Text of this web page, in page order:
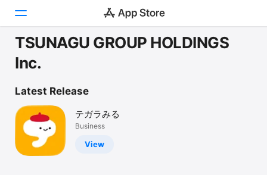
Games
Apps
Arcade
Search
TSUNAGU GROUP HOLDINGS
Inc.
Latest Release
テガラみる
Business
View